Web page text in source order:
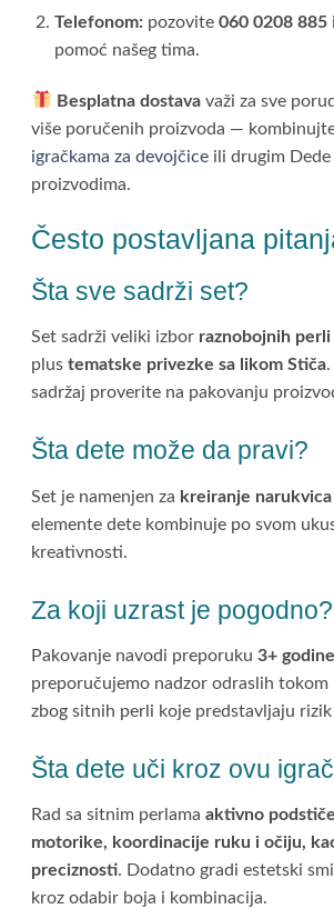
Telefonom: pozovite060 0208 885
pomoć našeg tima.
Besplatna dostavavaži za sve
više poručenih proizvoda —
igračkama za devojčice ili drugim
proizvodima.
Često postavljana
Šta sve sadrži set?
Set sadrži veliki izbor raznobojnih
plustematske privezke sa likom Stiča
sadržaj proverite na pakovanju
Šta dete može da pravi?
Set je namenjen za kreiranje
elemente dete kombinuje po svom
kreativnosti.
Za koji uzrast je pogodno?
Pakovanje navodi preporuku3+ godine
preporučujemo nadzor odraslih tokom
zbog sitnih perli koje predstavljaju
Šta dete uči kroz ovu
Rad sa sitnim perlamaaktivno
motorike, koordinacije ruku i očiju,
preciznosti. Dodatno gradi estetski
kroz odabir boja i kombinacija.